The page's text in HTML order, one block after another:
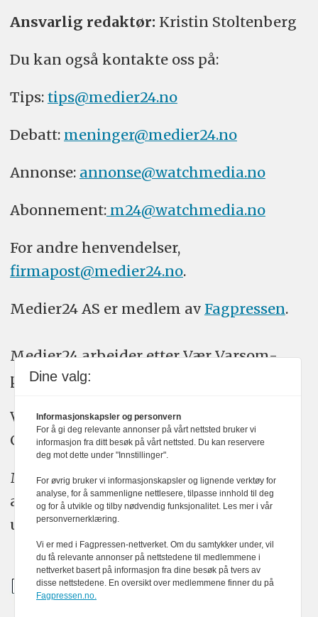
Ansvarlig redaktør: Kristin Stoltenberg
Du kan også kontakte oss på:
Tips: tips@medier24.no
Debatt: meninger@medier24.no
Annonse: annonse@watchmedia.no
Abonnement:m24@watchmedia.no
For andre henvendelser,
firmapost@medier24.no.
Medier24 AS er medlem av Fagpressen.
Medier24 arbeider etter Vær Varsom-
plakatens regler for god presseskikk.
Vi bruker KI-verktøy som ChatGPT,
Claude, og Gemini i journalistikken vår.
Medier24s redaksjon har alltid det fulle
ansvar for publisert innhold, med eller
uten bruk av kunstig intelligens.
Dine valg:
Informasjonskapsler og personvern
For å gi deg relevante annonser på vårt nettsted bruker vi
informasjon fra ditt besøk på vårt nettsted. Du kan reservere
deg mot dette under "Innstillinger".
For øvrig bruker vi informasjonskapsler og lignende verktøy for
analyse, for å sammenligne nettlesere, tilpasse innhold til deg
og for å utvikle og tilby nødvendig funksjonalitet. Les mer i vår
personvernerklæring.
Vi er med i Fagpressen-nettverket. Om du samtykker under, vil
du få relevante annonser på nettstedene til medlemmene i
nettverket basert på informasjon fra dine besøk på tvers av
disse nettstedene. En oversikt over medlemmene finner du på
Fagpressen.no.